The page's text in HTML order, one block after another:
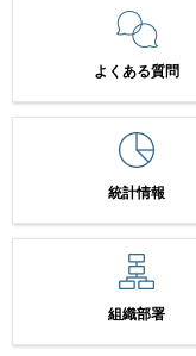
よくある質問
統計情報
組織部署